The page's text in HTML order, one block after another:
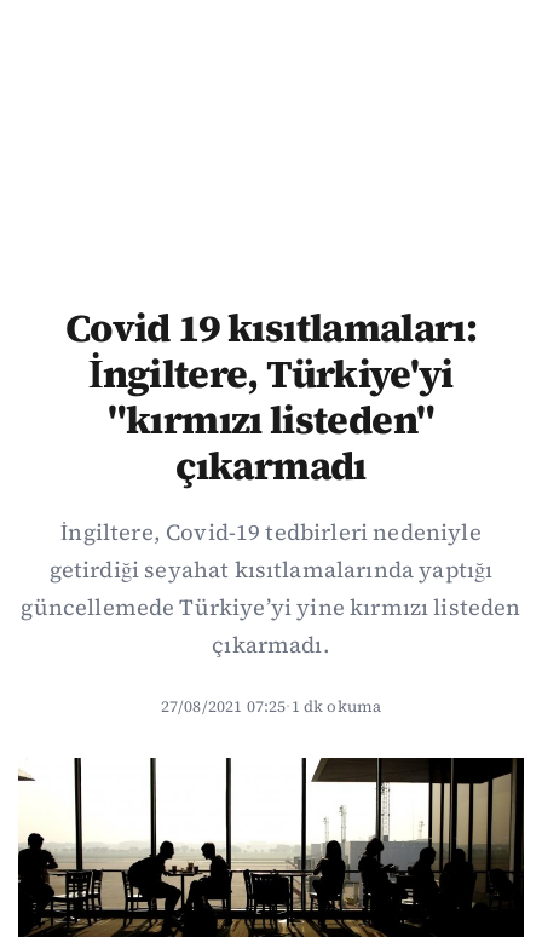
Covid 19 kısıtlamaları:
İngiltere, Türkiye'yi
"kırmızı listeden"
çıkarmadı
İngiltere, Covid-19 tedbirleri nedeniyle
getirdiği seyahat kısıtlamalarında yaptığı
güncellemede Türkiye’yi yine kırmızı listeden
çıkarmadı.
27/08/2021 07:25·1 dk okuma